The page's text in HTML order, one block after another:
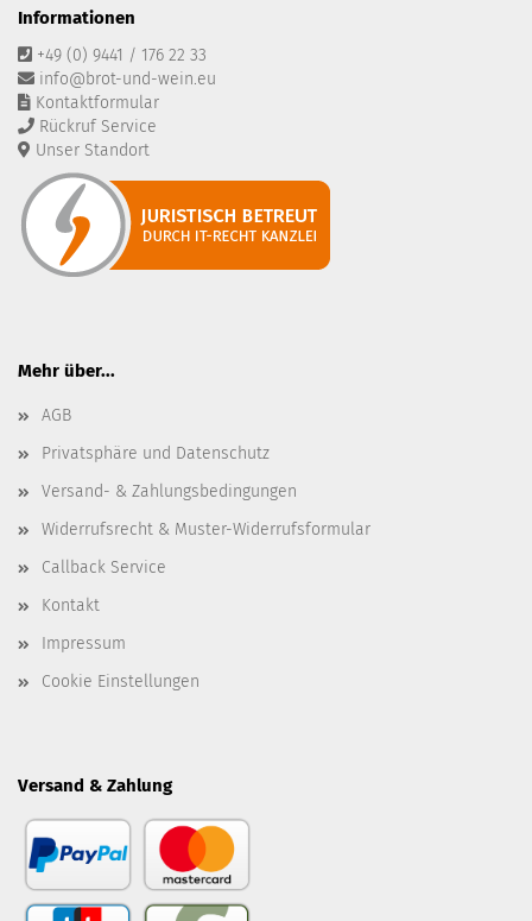
Informationen
+49 (0) 9441 / 176 22 33
info@brot-und-wein.eu
Kontaktformular
Rückruf Service
Unser Standort
Mehr über...
AGB
Privatsphäre und Datenschutz
Versand- & Zahlungsbedingungen
Widerrufsrecht & Muster-Widerrufsformular
Callback Service
Kontakt
Impressum
Cookie Einstellungen
Versand & Zahlung